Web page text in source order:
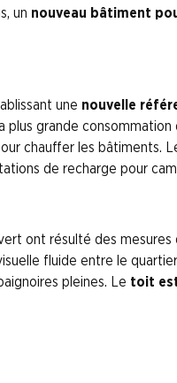
un nouveau bâtiment
une nouvelle
plus grande
chauffer les bâtiments.
de recharge pour
ont résulté des mesures
fluide entre le
pleines. Le toit